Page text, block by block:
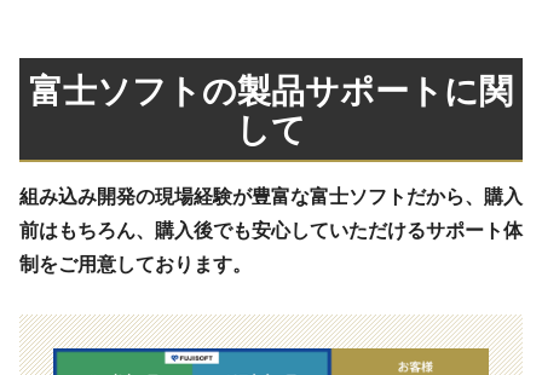
富士ソフトの製品サポートに関
して
組み込み開発の現場経験が豊富な富士ソフトだから、購入
前はもちろん、購入後でも安心していただけるサポート体
制をご用意しております。